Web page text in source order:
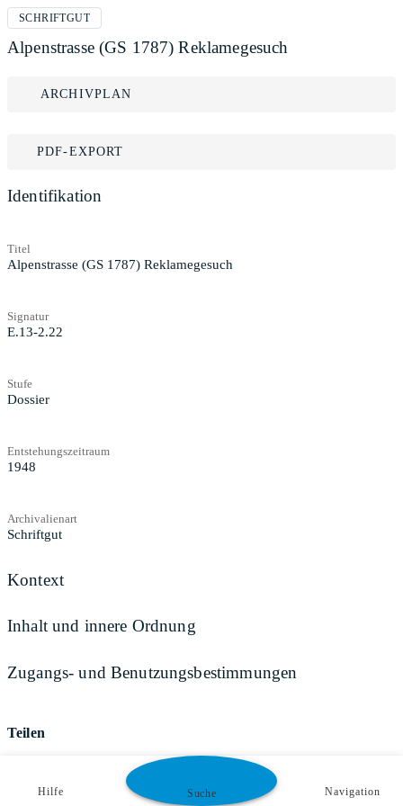
SCHRIFTGUT
Alpenstrasse (GS 1787) Reklamegesuch
ARCHIVPLAN
PDF-EXPORT
Identifikation
Titel
Alpenstrasse (GS 1787) Reklamegesuch
Signatur
E.13-2.22
Stufe
Dossier
Entstehungszeitraum
1948
Archivalienart
Schriftgut
Kontext
Inhalt und innere Ordnung
Zugangs- und Benutzungsbestimmungen
Teilen
Hilfe Suche Navigation